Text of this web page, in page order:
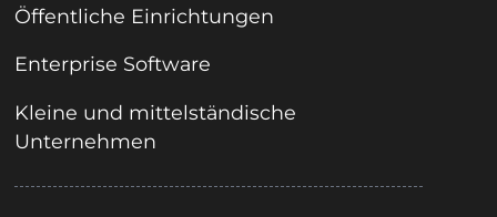
Öffentliche Einrichtungen
Enterprise Software
Kleine und mittelständische
Unternehmen